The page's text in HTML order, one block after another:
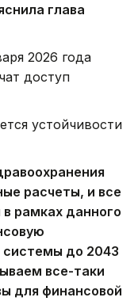
глава
2026 года
доступ
устойчивости
расчеты, и все
рамках данного
системы до 2043
все-таки
для финансовой